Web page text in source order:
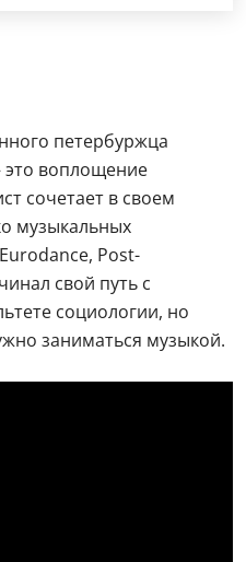
петербуржца
это воплощение
сочетает в своем
музыкальных
Post-
свой путь с
социологии, но
заниматься музыкой.